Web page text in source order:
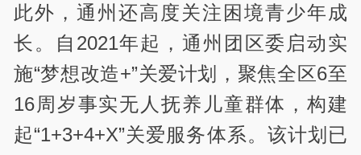
此外，通州还高度关注困境青少年成
长。自2021年起，通州团区委启动实
施“梦想改造+”关爱计划，聚焦全区6至
16周岁事实无人抚养儿童群体，构建
起“1+3+4+X”关爱服务体系。该计划已